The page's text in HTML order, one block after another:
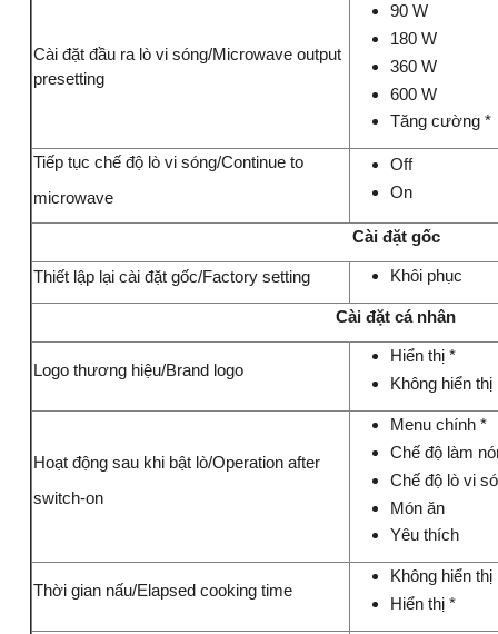
Cài đặt đầu ra lò vi sóng/Microwave output
presetting
90 W
180 W
360 W
600 W
Tăng cường *
Tiếp tục chế độ lò vi sóng/Continue to
microwave
Off
On
Cài đặt gốc
Thiết lập lại cài đặt gốc/Factory setting Khôi phục
Cài đặt cá nhân
Logo thương hiệu/Brand logo
Hiển thị *
Không hiển thị
Hoạt động sau khi bật lò/Operation after
switch-on
Menu chính *
Chế độ làm
Chế độ lò vi
Món ăn
Yêu thích
Thời gian nấu/Elapsed cooking time
Không hiển thị
Hiển thị *